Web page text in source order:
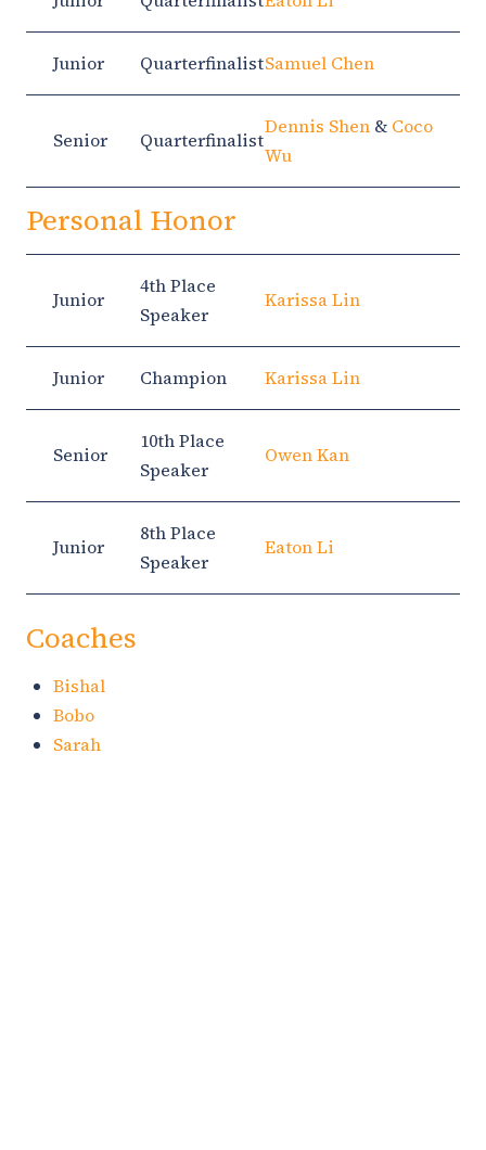
Junior QuarterfinalistSamuel Chen
Senior Quarterfinalist
Dennis Shen & Coco
Wu
Personal Honor
Junior
4th Place
Speaker
Karissa Lin
Junior Champion Karissa Lin
Senior
10th Place
Speaker
Owen Kan
Junior
8th Place
Speaker
Eaton Li
Coaches
Bishal
Bobo
Sarah